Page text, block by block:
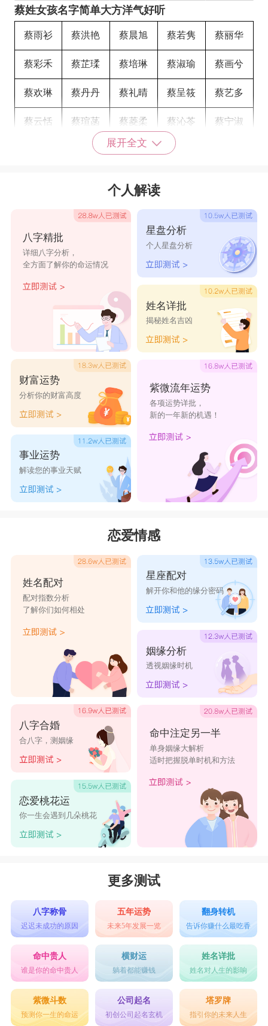
蔡姓女孩名字简单大方洋气好听
蔡雨衫 蔡洪艳 蔡晨旭 蔡若隽 蔡丽华
蔡彩禾 蔡芷瑈 蔡培琳 蔡淑瑜 蔡画兮
蔡欢琳 蔡丹丹 蔡礼晴 蔡呈筱 蔡艺多
蔡云恬 蔡瑄菡 蔡菱柔 蔡沁苓 蔡宁淑
蔡金巍 蔡方颀 蔡梦萦
蔡婉珍 蔡伊馨 蔡楚雅 蔡玥卿
蔡诗淇 蔡虞爱 蔡傲蕾 蔡静滢
蔡娜恩 蔡馨嫣 蔡君娜 蔡卿梓 蔡悠朵
展开全文
个人解读
八字精批
详细八字分析，
全方面了解你的命运情况
财富运势
分析你的财富高度
事业运势
解读您的事业天赋
星盘分析
个人星盘分析
姓名详批
揭秘姓名吉凶
紫微流年运势
各项运势详批，
新的一年新的机遇！
恋爱情感
姓名配对
配对指数分析
了解你们如何相处
八字合婚
合八字，测姻缘
恋爱桃花运
你一生会遇到几朵桃花
星座配对
解开你和他的缘分密码
姻缘分析
透视姻缘时机
命中注定另一半
单身姻缘大解析
适时把握脱单时机和方法
更多测试
八字称骨
迟迟未成功的原因
五年运势
未来5年发展一览
翻身转机
告诉你赚什么最吃香
命中贵人
谁是你的命中贵人
横财运
躺着都能赚钱
姓名详批
姓名对人生的影响
紫微斗数
预测你一生的命运
公司起名
初创公司起名玄机
塔罗牌
指引你的未来人生